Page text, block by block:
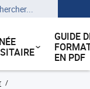
GUIDE
EN PDF